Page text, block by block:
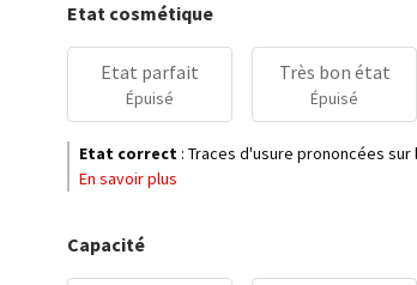
Etat cosmétique
Etat parfait
Épuisé
Très bon état
Épuisé
Etat correct : Traces d'usure prononcées
En savoir plus
Capacité